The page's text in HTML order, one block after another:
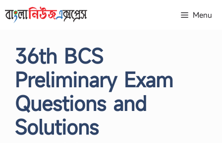
to
Menu
36th BCS
Preliminary Exam
Questions and
Solutions